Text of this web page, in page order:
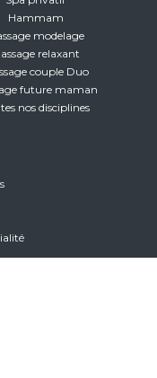
Hammam
modelage
relaxant
couple Duo
future maman
nos disciplines